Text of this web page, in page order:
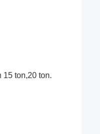
15 ton,20 ton.